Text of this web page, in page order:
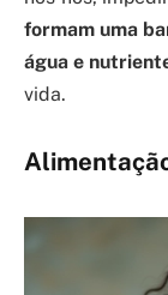
formam uma
água e
vida.